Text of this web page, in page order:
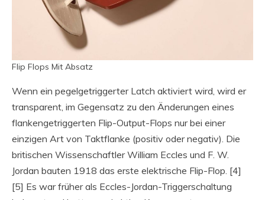
Flip Flops Mit Absatz
Wenn ein pegelgetriggerter Latch aktiviert wird, wird er
transparent, im Gegensatz zu den Änderungen eines
flankengetriggerten Flip-Output-Flops nur bei einer
einzigen Art von Taktflanke (positiv oder negativ). Die
britischen Wissenschaftler William Eccles und F. W.
Jordan bauten 1918 das erste elektrische Flip-Flop. [4]
[5] Es war früher als Eccles-Jordan-Triggerschaltung